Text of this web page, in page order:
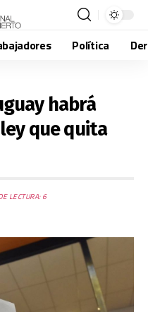
Política
habrá
que quita
LECTURA: 6